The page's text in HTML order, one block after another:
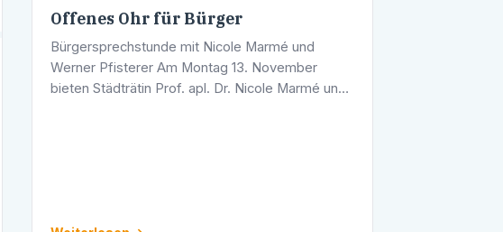
Offenes Ohr für Bürger
Bürgersprechstunde mit Nicole Marmé und
Werner Pfisterer Am Montag 13. November
bieten Städträtin Prof. apl. Dr. Nicole Marmé und